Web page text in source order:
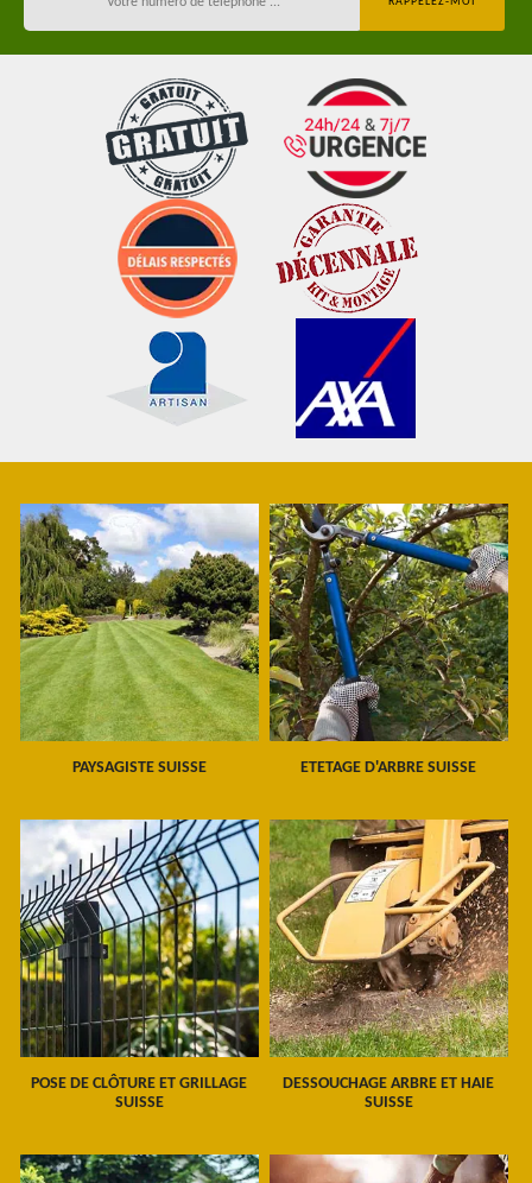
PAYSAGISTE SUISSE ETETAGE D'ARBRE SUISSE
POSE DE CLÔTURE ET GRILLAGE
SUISSE
DESSOUCHAGE ARBRE ET HAIE
SUISSE